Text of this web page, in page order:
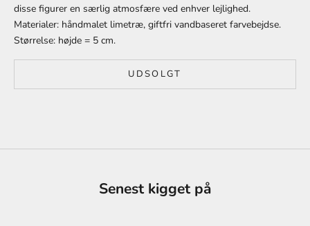
disse figurer en særlig atmosfære ved enhver lejlighed.
Materialer: håndmalet limetræ, giftfri vandbaseret farvebejdse.
Størrelse: højde = 5 cm.
UDSOLGT
Senest kigget på